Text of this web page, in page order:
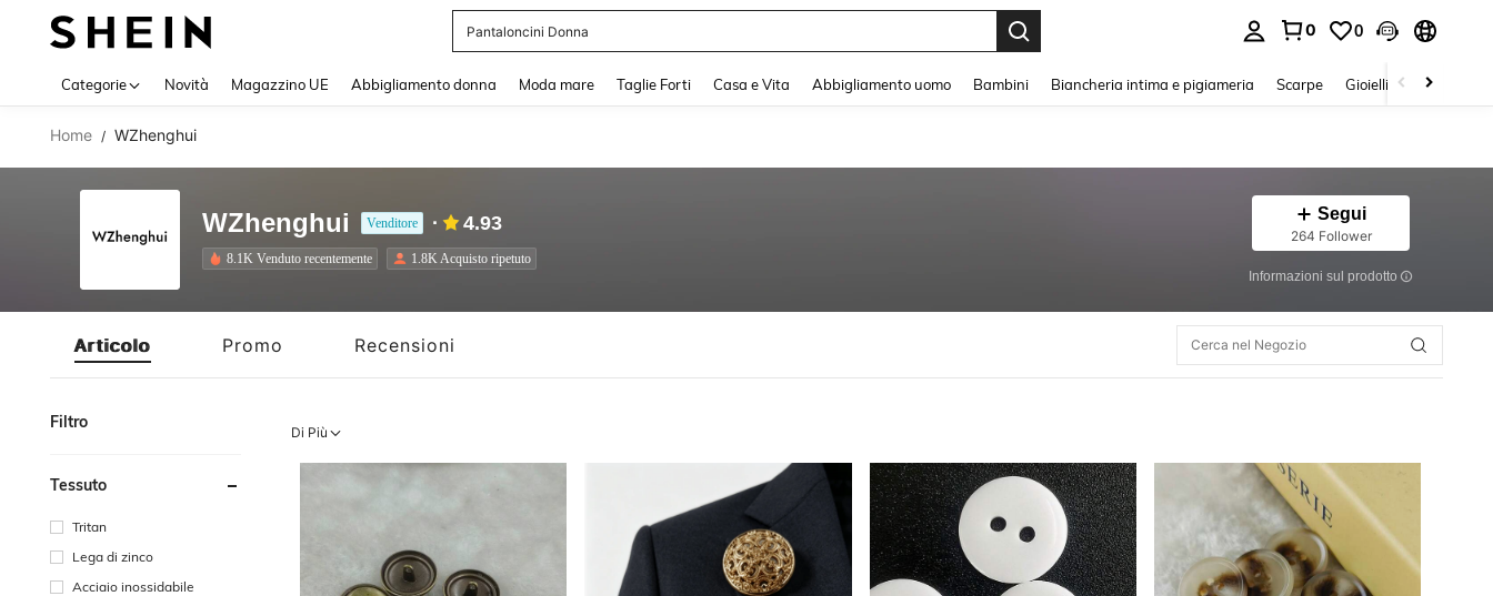
Squishy
0 0
Categorie Novità Magazzino UE Abbigliamento donna Moda mare Taglie Forti Casa e Vita Abbigliamento uomo Bambini Biancheria intima e pigiameria Scarpe Gioielli E Accessori
Home / WZhenghui
WZhenghui Venditore 4.93
8.1K Venduto recentemente 1.8K Acquisto ripetuto
Segui
264 Follower
Informazioni sul prodotto
Articolo Promo Recensioni
Filtro
Tessuto
Tritan
Lega di zinco
Acciaio inossidabile
Di Più